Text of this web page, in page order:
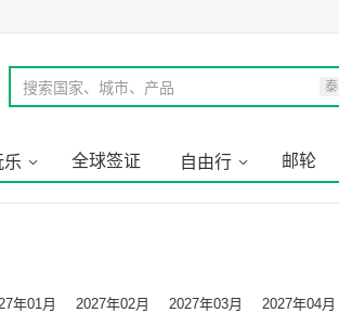
搜索国家、城市、产品
乐 全球签证 自由行 邮轮
年01月 2027年02月 2027年03月 2027年04月